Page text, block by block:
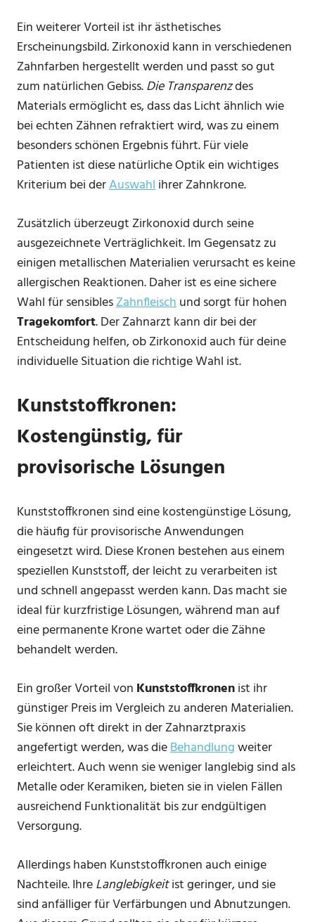
Ein weiterer Vorteil ist ihr ästhetisches
Erscheinungsbild. Zirkonoxid kann in verschiedenen
Zahnfarben hergestellt werden und passt so gut
zum natürlichen Gebiss.Die Transparenzdes
Materials ermöglicht es, dass das Licht ähnlich wie
bei echten Zähnen refraktiert wird, was zu einem
besonders schönen Ergebnis führt. Für viele
Patienten ist diese natürliche Optik ein wichtiges
Kriterium bei derAuswahlihrer Zahnkrone.
Zusätzlich überzeugt Zirkonoxid durch seine
ausgezeichnete Verträglichkeit. Im Gegensatz zu
einigen metallischen Materialien verursacht es keine
allergischen Reaktionen. Daher ist es eine sichere
Wahl für sensiblesZahnfleischund sorgt für hohen
Tragekomfort. Der Zahnarzt kann dir bei der
Entscheidung helfen, ob Zirkonoxid auch für deine
individuelle Situation die richtige Wahl ist.
Kunststoffkronen:
Kostengünstig, für
provisorische Lösungen
Kunststoffkronen sind eine kostengünstige Lösung,
die häufig für provisorische Anwendungen
eingesetzt wird. Diese Kronen bestehen aus einem
speziellen Kunststoff, der leicht zu verarbeiten ist
und schnell angepasst werden kann. Das macht sie
ideal für kurzfristige Lösungen, während man auf
eine permanente Krone wartet oder die Zähne
behandelt werden.
Ein großer Vorteil von Kunststoffkronenist ihr
günstiger Preis im Vergleich zu anderen Materialien.
Sie können oft direkt in der Zahnarztpraxis
angefertigt werden, was dieBehandlungweiter
erleichtert. Auch wenn sie weniger langlebig sind als
Metalle oder Keramiken, bieten sie in vielen Fällen
ausreichend Funktionalität bis zur endgültigen
Versorgung.
Allerdings haben Kunststoffkronen auch einige
Nachteile. IhreLanglebigkeitist geringer, und sie
sind anfälliger für Verfärbungen und Abnutzungen.